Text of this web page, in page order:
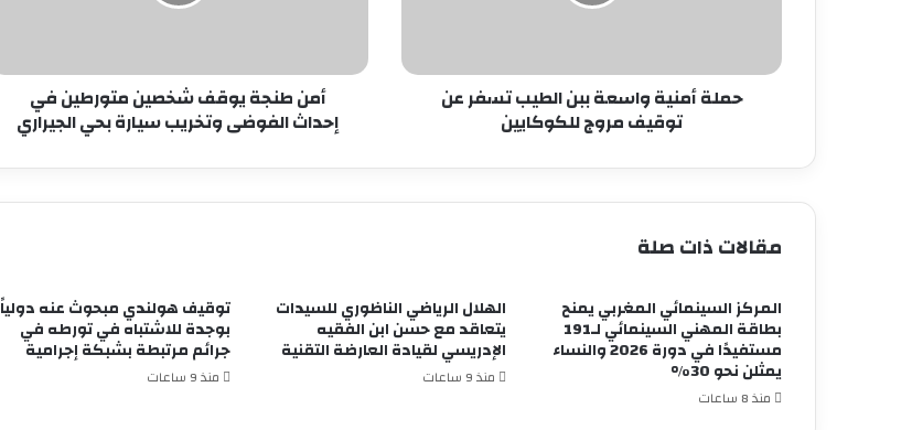
مروج
للكوكايينحملة أمنية واسعة ببن الطيب تسفر عن
توقيف مروج للكوكايين
وتخريب
الجيراري
أمن طنجة يوقف شخصين متورطين في
إحداث الفوضى وتخريب سيارة بحي الجيراري
مقالات ذات صلة
المركز السينمائي المغربي يمنح
بطاقة المهني السينمائي لـ191
مستفيدًا في دورة 2026 والنساء
يمثلن نحو 30%
منذ 8 ساعات
الهلال الرياضي الناظوري للسيدات
يتعاقد مع حسن ابن الفقيه
الإدريسي لقيادة العارضة التقنية
منذ 9 ساعات
توقيف هولندي مبحوث عنه دولياً
بوجدة للاشتباه في تورطه في
جرائم مرتبطة بشبكة إجرامية
منذ 9 ساعات